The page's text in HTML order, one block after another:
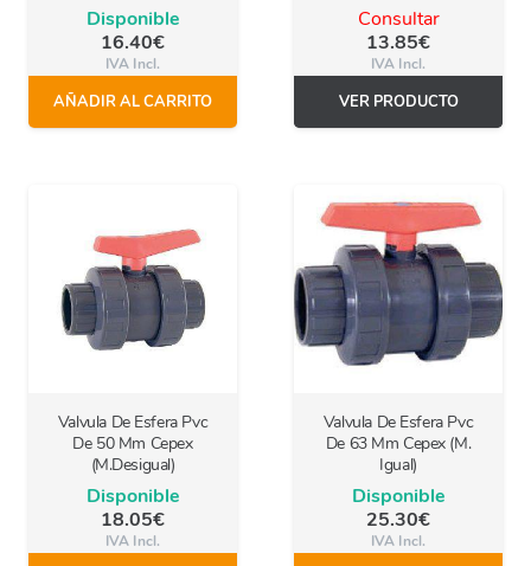
Disponible
16.40€
IVA Incl.
AÑADIR AL CARRITO
Consultar
13.85€
IVA Incl.
VER PRODUCTO
Valvula De Esfera Pvc
De 50 Mm Cepex
(M.Desigual)
Disponible
18.05€
IVA Incl.
Valvula De Esfera Pvc
De 63 Mm Cepex (M.
Igual)
Disponible
25.30€
IVA Incl.